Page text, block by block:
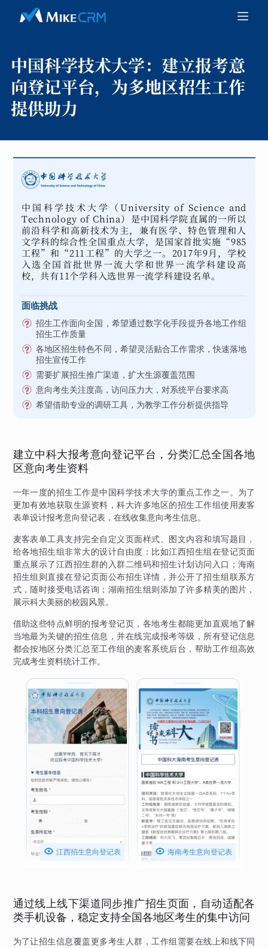
中国科学技术大学： 建立报考意
向登记平台，为多地区招生工作
提供助力
中国科学技术大学（University of Science and
Technology of China）是中国科学院直属的一所以
前沿科学和高新技术为主，兼有医学、特色管理和人
文学科的综合性全国重点大学，是国家首批实施“985
工程”和“211工程”的大学之一。2017年9月，学校
入选全国首批世界一流大学和世界一流学科建设高
校，共有11个学科入选世界一流学科建设名单。
面临挑战
招生工作面向全国，希望通过数字化手段提升各地工作组
招生工作质量
各地区招生特色不同，希望灵活贴合工作需求，快速落地
招生宣传工作
需要扩展招生推广渠道，扩大生源覆盖范围
意向考生关注度高，访问压力大，对系统平台要求高
希望借助专业的调研工具，为教学工作分析提供指导
建立中科大报考意向登记平台，分类汇总全国各地
区意向考生资料
一年一度的招生工作是中国科学技术大学的重点工作之一。为了
更加有效地获取生源资料，科大许多地区的招生工作组使用麦客
表单设计报考意向登记表，在线收集意向考生信息。
麦客表单工具支持完全自定义页面样式、图文内容和填写题目，
给各地招生组非常大的设计自由度：比如江西招生组在登记页面
重点展示了江西招生群的入群二维码和招生计划访问入口；海南
招生组则直接在登记页面公布招生详情，并公开了招生组联系方
式，随时接受电话咨询；湖南招生组则添加了许多精美的图片，
展示科大美丽的校园风景。
借助这些特点鲜明的报考登记页，各地考生都能更加直观地了解
当地最为关键的招生信息，并在线完成报考等级，所有登记信息
都会按地区分类汇总至工作组的麦客系统后台，帮助工作组高效
完成考生资料统计工作。
 江西招生意向登记表  海南考生意向登记表
通过线上线下渠道同步推广招生页面，自动适配各
类手机设备，稳定支持全国各地区考生的集中访问
为了让招生信息覆盖更多考生人群，工作组需要在线上和线下同